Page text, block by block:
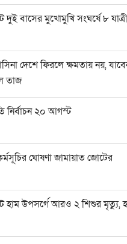
দুই বাসের মুখোমুখি সংঘর্ষে ৮
দেশে ফিরলে ক্ষমতায় নয়,
তাজ
নির্বাচন ২০ আগস্ট
ঘোষণা জামায়াত জোটের
হাম উপসর্গে আরও ২ শিশুর মৃত্যু,